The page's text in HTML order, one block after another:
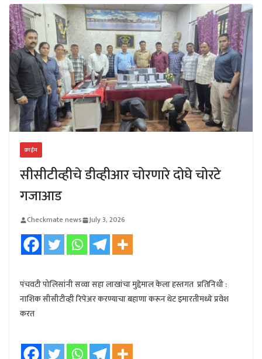
क्राईम
सीसीटीव्हीचे डीव्हीआर चोरणारे दोघे चोरटे
गजाआड
Checkmate news July 3, 2026
पंचवटी पोलिसांनी सव्वा सहा लाखांचा मुद्देमाल केला हस्तगत प्रतिनिधी :
नाशिक सीसीटीव्ही रिपेअर करण्याचा बहाणा करून थेट इमारतीमध्ये प्रवेश
करत